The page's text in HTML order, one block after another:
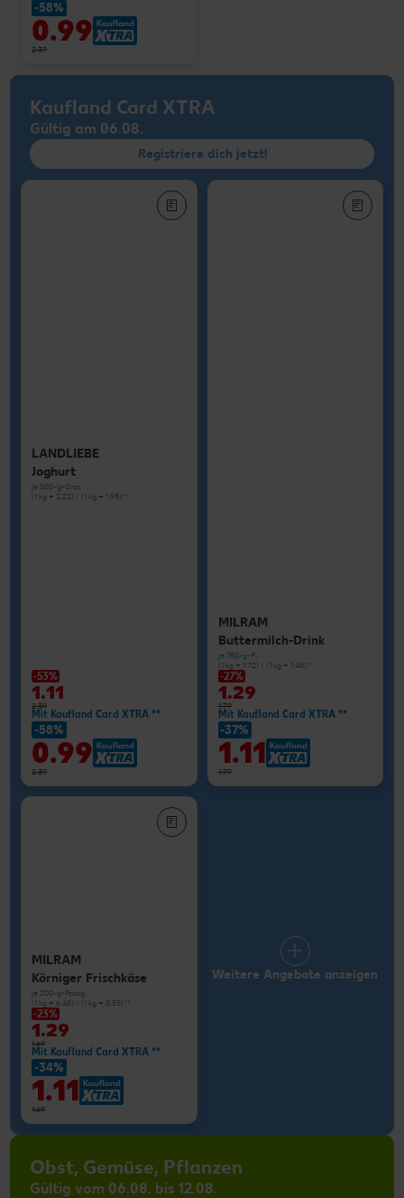
-58%
0.99
2.39
Kaufland Card XTRA
Gültig am 06.08.
Registriere dich jetzt!
LANDLIEBE
Joghurt
je 500-g-Glas
(1 kg = 2.22) / (1 kg = 1.98)**
-53%
1.11
2.39
Mit Kaufland Card XTRA **
-58%
0.99
2.39
MILRAM
Buttermilch-Drink
je 750-g-Fl.
(1 kg = 1.72) / (1 kg = 1.48)**
-27%
1.29
1.79
Mit Kaufland Card XTRA **
-37%
1.11
1.79
MILRAM
Körniger Frischkäse
je 200-g-Packg.
(1 kg = 6.45) / (1 kg = 5.55)**
-23%
1.29
1.69
Mit Kaufland Card XTRA **
-34%
1.11
1.69
Weitere Angebote anzeigen
Obst, Gemüse, Pflanzen
Gültig vom 06.08. bis 12.08.